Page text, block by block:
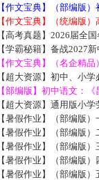
【作文宝典】（部编版
【作文宝典】（统编版
【高考真题】2026届全
【学霸秘籍】备战2027
【作文宝典】（名企精
【超大资源】初中、小
【部编版】初中语文：
【超大资源】通用版小
【暑假作业】（部编版
【暑假作业】（部编版
【暑假作业】（部编版
【暑假作业】（部编版
【暑假作业】（部编版